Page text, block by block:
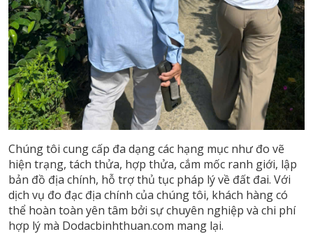
Chúng tôi cung cấp đa dạng các hạng mục như đo vẽ
hiện trạng, tách thửa, hợp thửa, cắm mốc ranh giới, lập
bản đồ địa chính, hỗ trợ thủ tục pháp lý về đất đai. Với
dịch vụ đo đạc địa chính của chúng tôi, khách hàng có
thể hoàn toàn yên tâm bởi sự chuyên nghiệp và chi phí
hợp lý mà Dodacbinhthuan.com mang lại.